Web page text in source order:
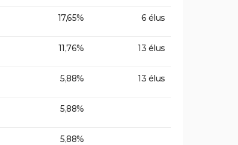
17,65% 6 élus
11,76% 13 élus
5,88% 13 élus
5,88%
5,88%